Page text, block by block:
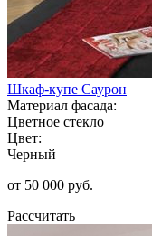
Шкаф-купе Саурон
Материал фасада:
Цветное стекло
Цвет:
Черный
от 50 000 руб.
Рассчитать